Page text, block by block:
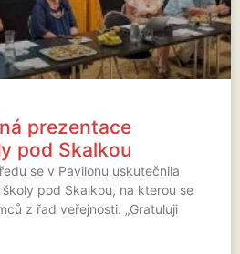
prezentace
pod Skalkou
se v Pavilonu uskutečnila
pod Skalkou, na kterou se
z řad veřejnosti. „Gratuluji